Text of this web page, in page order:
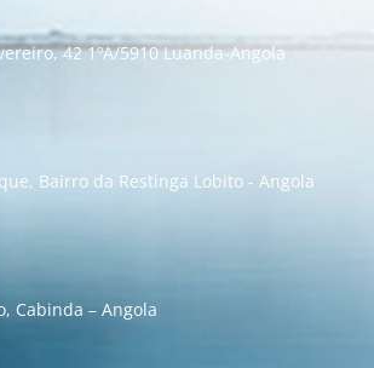
42 1ºA/5910 Luanda-Angola
Bairro da Restinga Lobito - Angola
Cabinda – Angola